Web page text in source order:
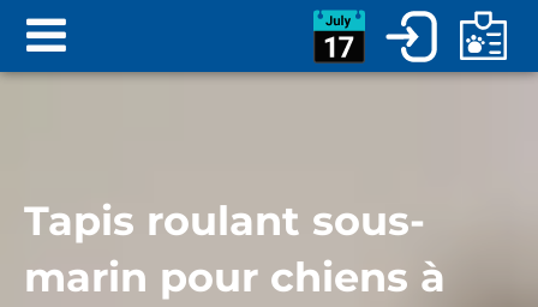
Tapis roulant sous-
marin pour chiens à